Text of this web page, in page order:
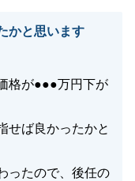
かと思います
格が●●●万円下が
せば良かったかと
ったので、後任の